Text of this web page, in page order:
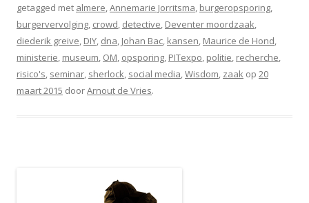
getagged met almere,Annemarie Jorritsma, burgeropsporing,
burgervervolging, crowd, detective, Deventer moordzaak,
diederik greive, DIY, dna, Johan Bac, kansen, Maurice de Hond,
ministerie, museum, OM, opsporing, PITexpo, politie, recherche,
risico's, seminar, sherlock, social media,Wisdom, zaak op 20
maart 2015 doorArnout de Vries.